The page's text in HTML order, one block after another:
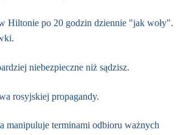
Hiltonie po 20 godzin dziennie "jak woły".
niebezpieczne niż sądzisz.
rosyjskiej propagandy.
manipuluje terminami odbioru ważnych